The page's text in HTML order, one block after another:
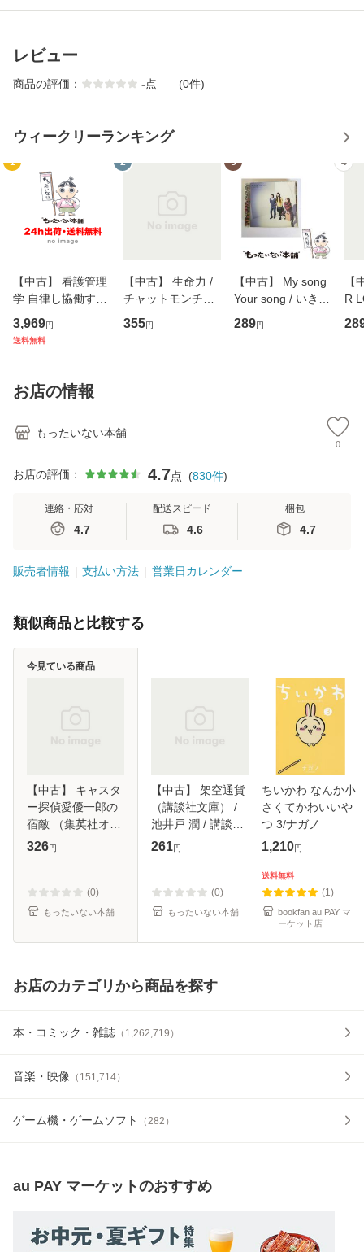
レビュー
商品の評価： -点 (0件)
ウィークリーランキング
1
【中古】 看護管理
学 自律し協働する
専門職の看護マネ
ジメントスキル 改
恵 藤本幸三 / 南江
堂 [単行
3,969円
送料無料
2
【中古】 生命力 /
チャットモンチー /
キューンレコード
[CD]【メール便送
355円
3
【中古】 My song
Your song / いきも
のがかり / [CD]
【メール便送料無
289円
4
【
R
産
お店の情報
もったいない本舗
0
お店の評価： 4.7点 (830件)
連絡・応対
4.7
配送スピード
4.6
梱包
4.7
販売者情報 支払い方法 営業日カレンダー
類似商品と比較する
【中古】 キャスタ
ー探偵愛優一郎の
宿敵 （集英社オレ
ンジ文庫） / 愁堂
無料】
326円
(0)
もったいない本舗
今見ている商品
【中古】 架空通貨
（講談社文庫） /
池井戸 潤 / 講談社
[文庫]【メール便送
261円
(0)
もったいない本舗
ちいかわ なんか小
さくてかわいいや
つ 3/ナガノ
1,210円
送料無料
(1)
bookfan au PAY マ
ーケット店
お店のカテゴリから商品を探す
本・コミック・雑誌 （ 1,262,719 ）
音楽・映像 （ 151,714）
ゲーム機・ゲームソフト （282 ）
au PAY マーケットのおすすめ